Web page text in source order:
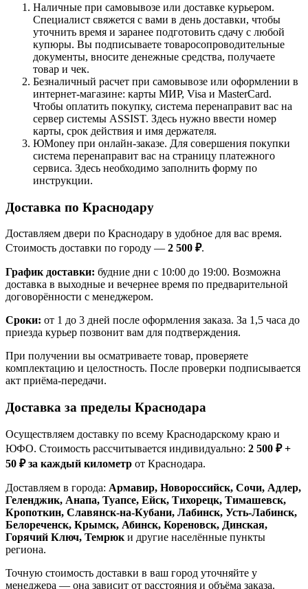
Наличные при самовывозе или доставке курьером.
Специалист свяжется с вами в день доставки, чтобы
уточнить время и заранее подготовить сдачу с любой
купюры. Вы подписываете товаросопроводительные
документы, вносите денежные средства, получаете
товар и чек.
Безналичный расчет при самовывозе или оформлении в
интернет-магазине: карты МИР, Visa и MasterCard.
Чтобы оплатить покупку, система перенаправит вас на
сервер системы ASSIST. Здесь нужно ввести номер
карты, срок действия и имя держателя.
ЮMoney при онлайн-заказе. Для совершения покупки
система перенаправит вас на страницу платежного
сервиса. Здесь необходимо заполнить форму по
инструкции.
Доставка по Краснодару
Доставляем двери по Краснодару в удобное для вас время.
Стоимость доставки по городу — 2 500 ₽.
График доставки: будние дни с 10:00 до 19:00. Возможна
доставка в выходные и вечернее время по предварительной
договорённости с менеджером.
Сроки: от 1 до 3 дней после оформления заказа. За 1,5 часа до
приезда курьер позвонит вам для подтверждения.
При получении вы осматриваете товар, проверяете
комплектацию и целостность. После проверки подписывается
акт приёма-передачи.
Доставка за пределы Краснодара
Осуществляем доставку по всему Краснодарскому краю и
ЮФО. Стоимость рассчитывается индивидуально: 2 500 ₽ +
50 ₽ за каждый километр от Краснодара.
Доставляем в города: Армавир, Новороссийск, Сочи, Адлер,
Геленджик, Анапа, Туапсе, Ейск, Тихорецк, Тимашевск,
Кропоткин, Славянск-на-Кубани, Лабинск, Усть-Лабинск,
Белореченск, Крымск, Абинск, Кореновск, Динская,
Горячий Ключ, Темрюк и другие населённые пункты
региона.
Точную стоимость доставки в ваш город уточняйте у
менеджера — она зависит от расстояния и объёма заказа.